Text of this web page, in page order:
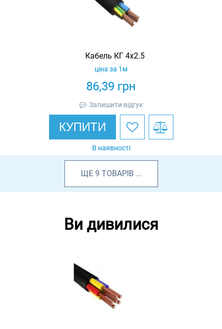
Кабель КГ 4х2.5
86,39 грн
ціна за 1м
Залишити відгук
КУПИТИ
В наявності
ЩЕ 9 ТОВАРІВ ...
Ви дивилися